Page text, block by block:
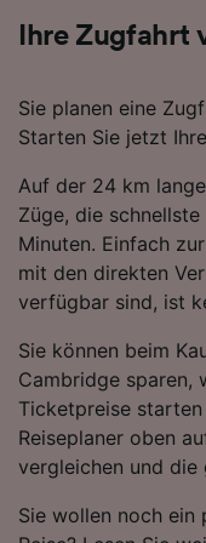
Ihre Zugfahrt
Sie planen eine
Starten Sie jetzt
Auf der 24 km
Züge, die
Minuten. Einfach
mit den direkten
verfügbar sind, ist
Sie können beim
Cambridge sparen,
Ticketpreise starten
Reiseplaner oben
vergleichen und die
Sie wollen noch ein